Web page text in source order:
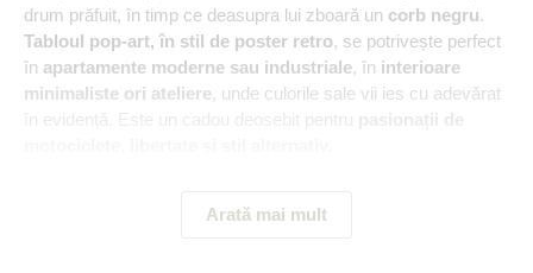
drum prăfuit, în timp ce deasupra lui zboară un corb negru.
Tabloul pop-art, în stil de poster retro, se potrivește perfect
în apartamente moderne sau industriale, în interioare
minimaliste ori ateliere, unde culorile sale vii ies cu adevărat
în evidență. Este un cadou deosebit pentru
pasionații de
și mister. Simbolurile drumului, rebeliunii și pasiunii creează o
Arată mai mult